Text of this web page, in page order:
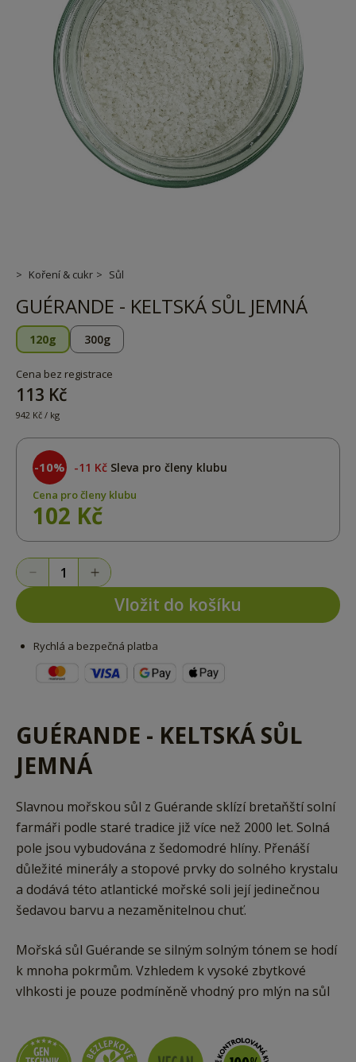
Koření & cukr Sůl
GUÉRANDE - KELTSKÁ SŮL JEMNÁ
120g 300g
Cena bez registrace
113 Kč
942 Kč / kg
-10% 11 Kč Sleva pro členy klubu
Cena pro členy klubu
102 Kč
Vložit do košíku
Rychlá a bezpečná platba
GUÉRANDE - KELTSKÁ SŮL
JEMNÁ
Slavnou mořskou sůl z Guérande sklízí bretaňští solní
farmáři podle staré tradice již více než 2000 let. Solná
pole jsou vybudována z šedomodré hlíny. Přenáší
důležité minerály a stopové prvky do solného krystalu
a dodává této atlantické mořské soli její jedinečnou
šedavou barvu a nezaměnitelnou chuť.
Mořská sůl Guérande se silným solným tónem se hodí
k mnoha pokrmům. Vzhledem k vysoké zbytkové
vlhkosti je pouze podmíněně vhodný pro mlýn na sůl